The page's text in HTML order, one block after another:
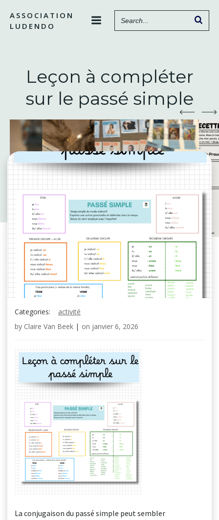
contenu
ASSOCIATION
LUDENDO
Leçon à compléter
sur le passé simple
Categories:
activité
by Claire Van Beek | on janvier 6, 2026
La conjugaison du passé simple peut sembler